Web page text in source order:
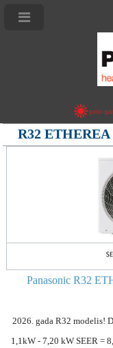
gaiss-
R32
Panasonic R32
2026. gada R32 modelis!
1,1kW - 7,20 kW SEER =